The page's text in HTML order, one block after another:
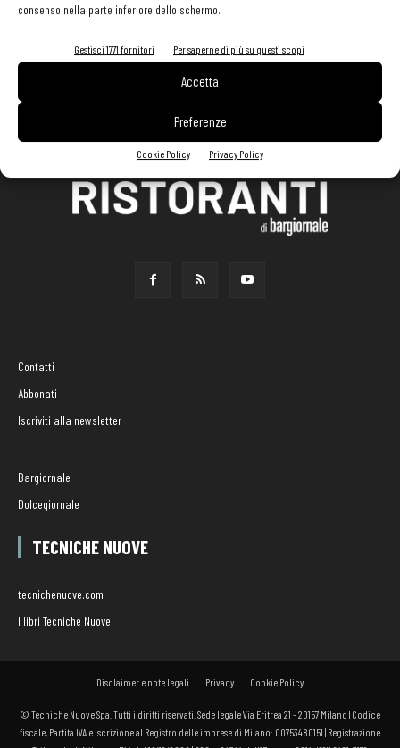
consenso nella parte inferiore dello schermo.
Gestisci 1771 fornitori Per saperne di più su questi scopi
Accetta
Preferenze
Cookie Policy Privacy Policy
Contatti
Abbonati
Iscriviti alla newsletter
Bargiornale
Dolcegiornale
TECNICHE NUOVE
tecnichenuove.com
I libri Tecniche Nuove
Disclaimer e note legali Privacy Cookie Policy
© Tecniche Nuove Spa. Tutti i diritti riservati. Sede legale Via Eritrea 21 - 20157 Milano | Codice
fiscale, Partita IVA e Iscrizione al Registro delle imprese di Milano: 00753480151 | Registrazione